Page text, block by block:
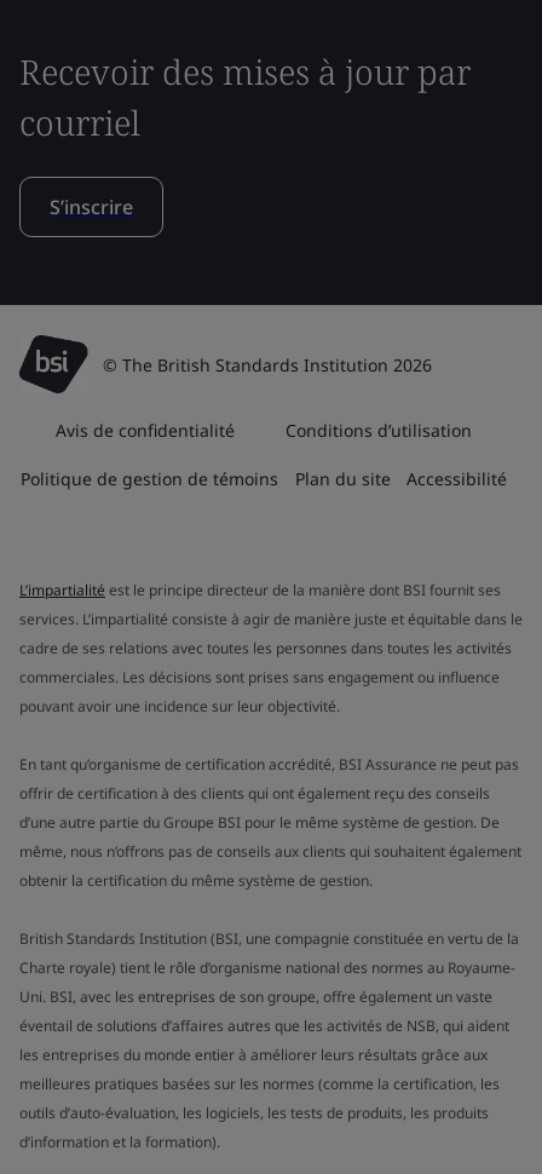
Recevoir des mises à jour par
courriel
S’inscrire
© The British Standards Institution 2026
Avis de confidentialité Conditions d’utilisation
Politique de gestion de témoins Plan du site Accessibilité
L’impartialité est le principe directeur de la manière dont BSI fournit ses
services. L’impartialité consiste à agir de manière juste et équitable dans le
cadre de ses relations avec toutes les personnes dans toutes les activités
commerciales. Les décisions sont prises sans engagement ou influence
pouvant avoir une incidence sur leur objectivité.
En tant qu’organisme de certification accrédité, BSI Assurance ne peut pas
offrir de certification à des clients qui ont également reçu des conseils
d’une autre partie du Groupe BSI pour le même système de gestion. De
même, nous n’offrons pas de conseils aux clients qui souhaitent également
obtenir la certification du même système de gestion.
British Standards Institution (BSI, une compagnie constituée en vertu de la
Charte royale) tient le rôle d’organisme national des normes au Royaume-
Uni. BSI, avec les entreprises de son groupe, offre également un vaste
éventail de solutions d’affaires autres que les activités de NSB, qui aident
les entreprises du monde entier à améliorer leurs résultats grâce aux
meilleures pratiques basées sur les normes (comme la certification, les
outils d’auto-évaluation, les logiciels, les tests de produits, les produits
d’information et la formation).